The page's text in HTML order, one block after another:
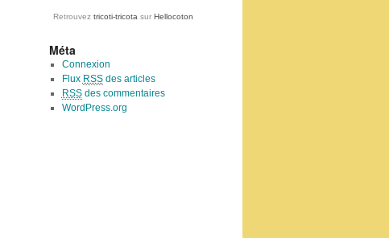
Retrouvez tricoti-tricota sur Hellocoton
Méta
Connexion
Flux RSSdes articles
RSSdes commentaires
WordPress.org